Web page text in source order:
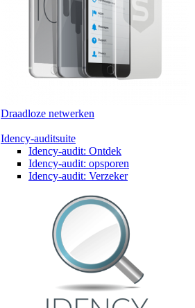
Draadloze netwerken
Idency-auditsuite
Idency-audit: Ontdek
Idency-audit: opsporen
Idency-audit: Verzeker